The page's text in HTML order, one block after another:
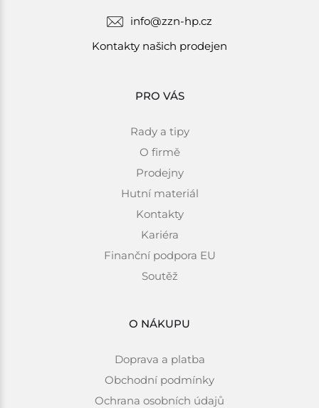
info@zzn-hp.cz
Kontakty našich prodejen
PRO VÁS
Rady a tipy
O firmě
Prodejny
Hutní materiál
Kontakty
Kariéra
Finanční podpora EU
Soutěž
O NÁKUPU
Doprava a platba
Obchodní podmínky
Ochrana osobních údajů